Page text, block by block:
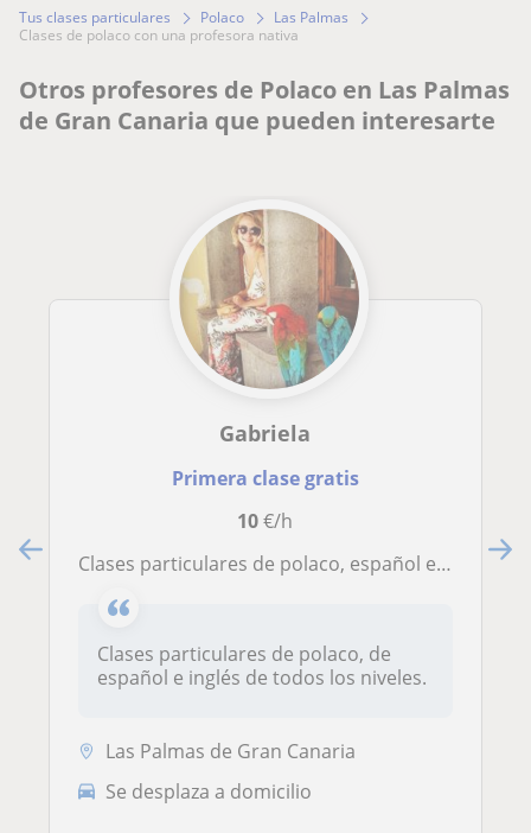
Tus clases particulares Polaco
Las Palmas
clases de polaco con una profesora nativa
Otros profesores de Polaco en Las Palmas
de Gran Canaria que pueden interesarte
Gabriela
Primera clase gratis
10€/h
Clases particulares de polaco, español e inglés
Clases particulares de polaco, de
español e inglés de todos los niveles.
Las Palmas de Gran Canaria
Se desplaza a domicilio